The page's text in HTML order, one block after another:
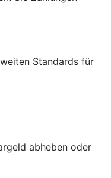
Standards für
abheben oder